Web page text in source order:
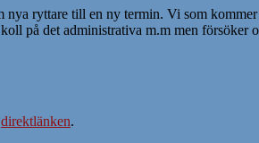
ryttare till en ny termin. Vi som
på det administrativa m.m men försöker
direktlänken.